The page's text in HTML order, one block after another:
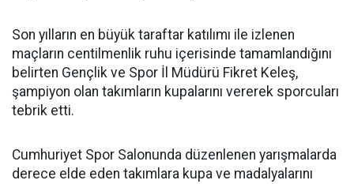
Son yılların en büyük taraftar katılımı ile izlenen
maçların centilmenlik ruhu içerisinde tamamlandığını
belirten Gençlik ve Spor İl Müdürü Fikret Keleş,
şampiyon olan takımların kupalarını vererek sporcuları
tebrik etti.
Cumhuriyet Spor Salonunda düzenlenen yarışmalarda
derece elde eden takımlara kupa ve madalyalarını